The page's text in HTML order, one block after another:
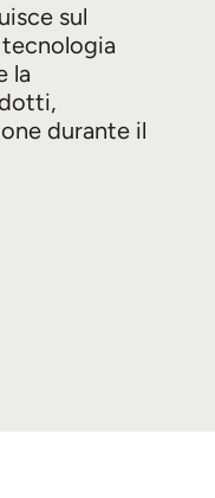
sul
la
durante il